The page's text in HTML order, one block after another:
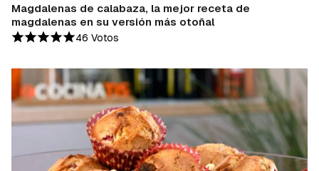
Magdalenas de calabaza, la mejor receta de
magdalenas en su versión más otoñal
46 Votos